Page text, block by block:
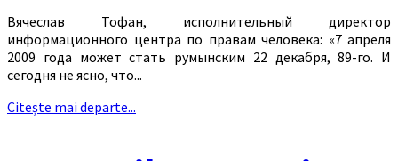
Вячеслав Тофан, исполнительный директор
информационного центра по правам человека: «7 апреля
2009 года может стать румынским 22 декабря, 89-го. И
сегодня не ясно, что...
Citește mai departe...